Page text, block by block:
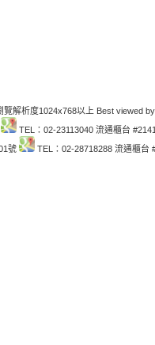
解析度1024x768以上 Best viewed
TEL：02-23113040 流通櫃台
號
TEL：02-28718288 流通櫃台